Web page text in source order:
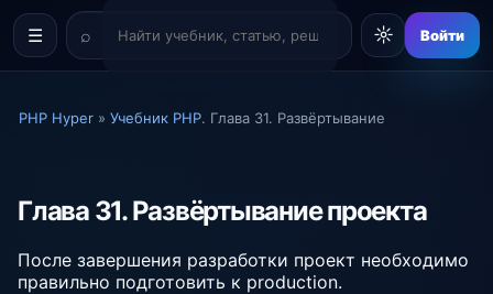
☰ ☼ Войти
PHP Hyper » Учебник PHP. Глава 31. Развёртывание
Глава 31. Развёртывание проекта
После завершения разработки проект необходимо
правильно подготовить к production.